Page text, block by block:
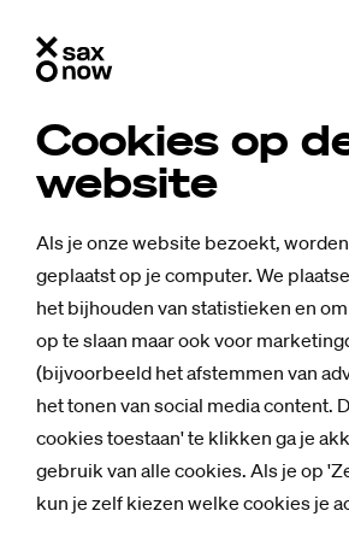
Cookies op
website
Als je onze website bezoekt,
geplaatst op je computer. We
het bijhouden van statistieken en
op te slaan maar ook voor
(bijvoorbeeld het afstemmen van
het tonen van social media content.
cookies toestaan' te klikken ga je
gebruik van alle cookies. Als je op
kun je zelf kiezen welke cookies je
Mensen